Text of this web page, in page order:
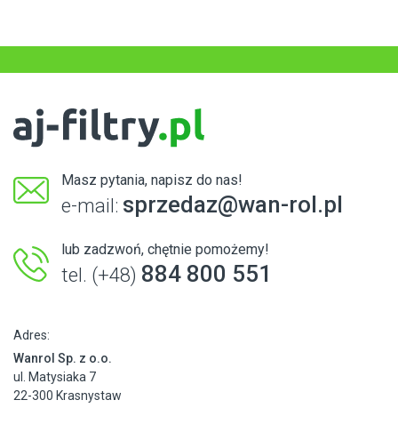
Masz pytania, napisz do nas!
e-mail: sprzedaz@wan-rol.pl
lub zadzwoń, chętnie pomożemy!
tel. (+48) 884 800 551
Adres:
Wanrol Sp. z o.o.
ul. Matysiaka 7
22-300 Krasnystaw